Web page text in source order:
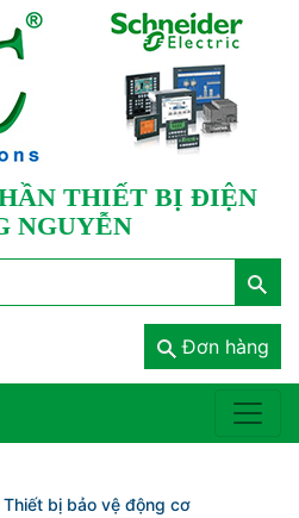
THIẾT BỊ ĐIỆN
NGUYỄN
Đơn hàng
bị bảo vệ động cơ